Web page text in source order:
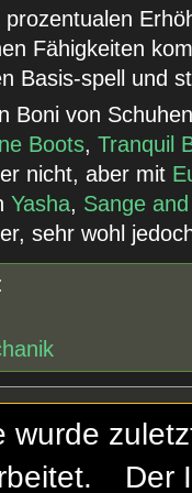
prozentualen
Fähigkeiten
Basis-spell und
Boni von
Boots,Tranquil
nicht, aber mit
Yasha, Sange
sehr wohl
wurde
Der